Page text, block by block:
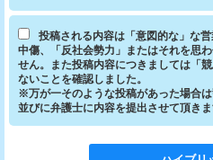
投稿される内容は「意図的な」な
中傷、「反社会勢力」またはそれを思
せん。また投稿内容につきましては「
ないことを確認しました。
※万が一そのような投稿があった場合は
並びに弁護士に内容を提出させて頂きま